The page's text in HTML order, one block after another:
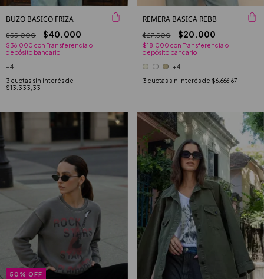
BUZO BASICO FRIZA
$55.000 $40.000
$36.000 con Transferencia o
depósito bancario
+4
3 cuotas sin interés de
$13.333,33
REMERA BASICA REBB
$27.500 $20.000
$18.000 con Transferencia o
depósito bancario
+4
3 cuotas sin interés de $6.666,67
50 % OFF